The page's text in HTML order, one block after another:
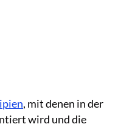
, mit denen in der
wird und die